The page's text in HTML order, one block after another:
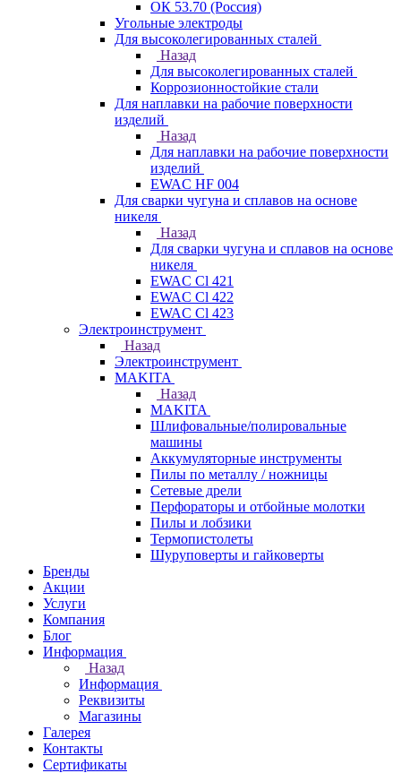
ОК 53.70 (Россия)
Угольные электроды
Для высоколегированных сталей
Назад
Для высоколегированных сталей
Коррозионностойкие стали
Для наплавки на рабочие поверхности
изделий
Назад
Для наплавки на рабочие поверхности
изделий
EWAC HF 004
Для сварки чугуна и сплавов на основе
никеля
Назад
Для сварки чугуна и сплавов на основе
никеля
EWAC Cl 421
EWAC Cl 422
EWAC Cl 423
Электроинструмент
Назад
Электроинструмент
МAKITA
Назад
МAKITA
Шлифовальные/полировальные
машины
Аккумуляторные инструменты
Пилы по металлу / ножницы
Сетевые дрели
Перфораторы и отбойные молотки
Пилы и лобзики
Термопистолеты
Шуруповерты и гайковерты
Бренды
Акции
Услуги
Компания
Блог
Информация
Назад
Информация
Реквизиты
Магазины
Галерея
Контакты
Сертификаты